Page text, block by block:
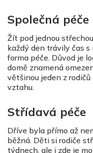
Společná péče
Žít pod jednou
každý den trávily čas
forma péče. Důvod je
domě znamená
většinou jeden z
vztahu.
Střídavá péče
Dříve byla přímo až
běžná. Děti si rodiče
týdnech, ale i zde je